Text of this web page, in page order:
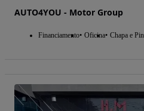
AUTO4YOU - Motor Group
Financiamento Oficina Chapa e